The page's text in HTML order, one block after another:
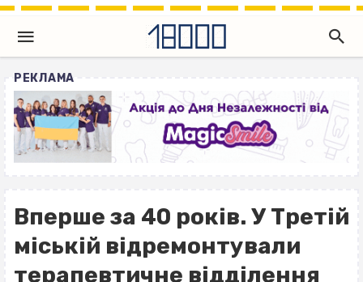
РЕКЛАМА
Вперше за 40 років. У Третій
міській відремонтували
терапевтичне відділення